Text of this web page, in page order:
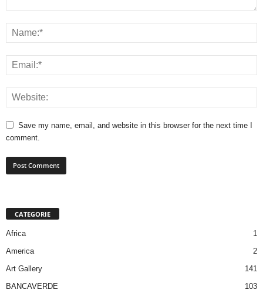
Save my name, email, and website in this browser for the next time I
comment.
CATEGORIE
Africa
1
America
2
Art Gallery
141
BANCAVERDE
103